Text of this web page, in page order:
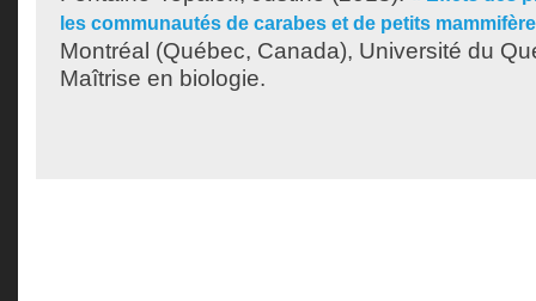
les communautés de carabes et de petits
Montréal (Québec, Canada), Université du
Maîtrise en biologie.